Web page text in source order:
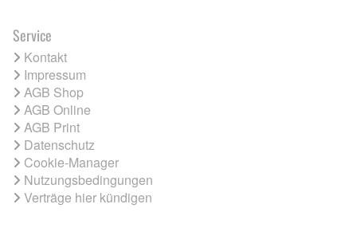
Service
Kontakt
Impressum
AGB Shop
AGB Online
AGB Print
Datenschutz
Cookie-Manager
Nutzungsbedingungen
Verträge hier kündigen